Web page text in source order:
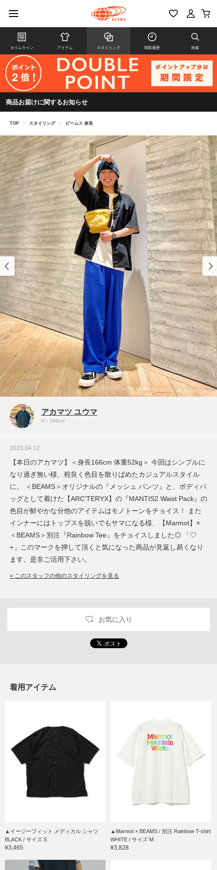
タイムライン アイテム スタイリング 閲覧履歴 検索
商品お届けに関するお知らせ
TOP > スタイリング > ビームス 奈良
アカマツ ユウマ
H：166cm
2023.04.12
【本日のアカマツ】＜身長166cm 体重52kg＞ 今回はシンプルに
なり過ぎ無い様、程良く色目を散りばめたカジュアルスタイル
に。 ＜BEAMS＞オリジナルの『メッシュ パンツ』と、ボディバ
ッグとして着けた【ARC’TERYX】の『MANTIS2 Waist Pack』の
色目が鮮やかな分他のアイテムはモノトーンをチョイス！ また
インナーにはトップスを脱いでもサマになる様、【Marmot】×
＜BEAMS＞別注『Rainbow Tee』をチョイスしました◎ 「♡
+」このマークを押して頂くと気になった商品が見返し易くなり
ます。是非ご活用下さい。
» このスタッフの他のスタイリングを見る
お気に入り
着用アイテム
▲イージーフィット メディカル シャツ
BLACK / サイズ S
¥3,465
▲Marmot × BEAMS / 別注 Rainbow T-shirt
WHITE / サイズ M
¥3,828